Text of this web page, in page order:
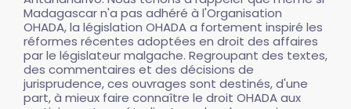
Madagascar n'a pas adhéré à l'Organisation
OHADA, la législation OHADA a fortement inspiré les
réformes récentes adoptées en droit des affaires
par le législateur malgache. Regroupant des textes,
des commentaires et des décisions de
jurisprudence, ces ouvrages sont destinés, d'une
part, à mieux faire connaître le droit OHADA aux